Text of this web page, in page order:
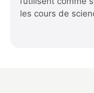
les cours de